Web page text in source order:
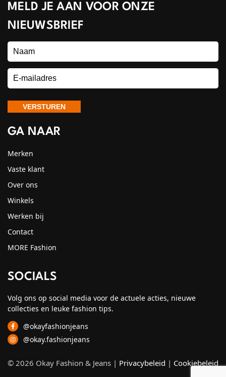
MELD JE AAN VOOR ONZE
NIEUWSBRIEF
GA NAAR
Merken
Vaste klant
Over ons
Winkels
Werken bij
Contact
MORE Fashion
SOCIALS
Volg ons op social media voor de actuele acties, nieuwe
collecties en leuke fashion tips.
@okayfashionjeans
@okay.fashionjeans
© 2026 Okay Fashion & Jeans | Privacybeleid | Cookiebeleid